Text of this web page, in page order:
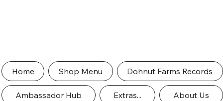
Home Shop Menu Dohnut Farms Records
Ambassador Hub Extras... About Us